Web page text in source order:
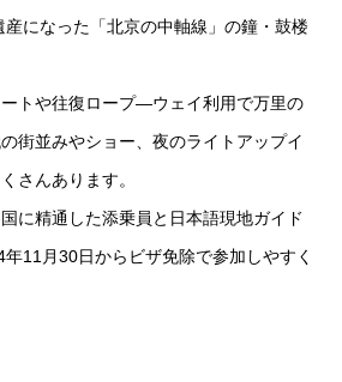
になった「北京の中軸線」の鐘・鼓楼
トや往復ロープ―ウェイ利用で万里の
街並みやショー、夜のライトアップイ
さんあります。
に精通した添乗員と日本語現地ガイド
11月30日からビザ免除で参加しやすく